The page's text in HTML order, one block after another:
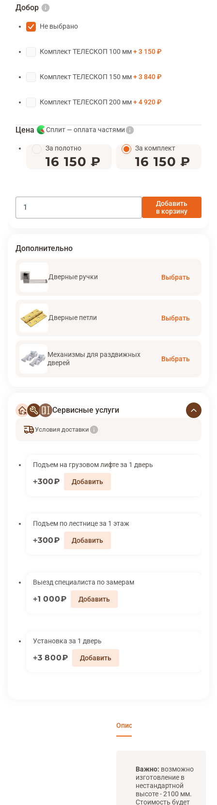
Добор
Не выбрано
Комплект ТЕЛЕСКОП 100 мм 3 150 ₽
Комплект ТЕЛЕСКОП 150 мм 3 840 ₽
Комплект ТЕЛЕСКОП 200 мм 4 920 ₽
Цена Сплит — оплата частями
За полотно
16 150 ₽
За комплект
16 150 ₽
Добавить
в корзину
Дополнительно
Дверные ручки Выбрать
Дверные петли Выбрать
Механизмы для раздвижных
дверей
Выбрать
Сервисные услуги
Условия доставки
Подъем на грузовом лифте за 1 дверь
300₽
Подъем по лестнице за 1 этаж
300₽
Выезд специалиста по замерам
1 000₽
Установка за 1 дверь
3 800₽
Описание
Важно: возможно
изготовление в
нестандартной
высоте - 2100 мм.
Стоимость будет